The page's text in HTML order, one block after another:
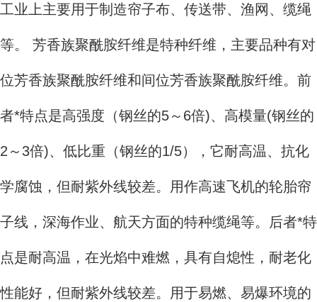
工业上主要用于制造帘子布、传送带、渔网、缆绳
等。 芳香族聚酰胺纤维是特种纤维，主要品种有对
位芳香族聚酰胺纤维和间位芳香族聚酰胺纤维。前
者*特点是高强度（钢丝的5～6倍)、高模量(钢丝的
2～3倍)、低比重（钢丝的1/5），它耐高温、抗化
学腐蚀，但耐紫外线较差。用作高速飞机的轮胎帘
子线，深海作业、航天方面的特种缆绳等。后者*特
点是耐高温，在光焰中难燃，具有自熄性，耐老化
性能好，但耐紫外线较差。用于易燃、易爆环境的